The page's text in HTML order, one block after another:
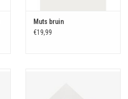
Muts bruin
€19,99